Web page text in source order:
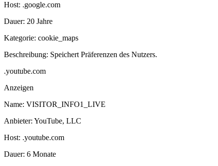
Host: .google.com
Dauer: 20 Jahre
Kategorie: cookie_maps
Beschreibung: Speichert Präferenzen des Nutzers.
.youtube.com
Anzeigen
Name: VISITOR_INFO1_LIVE
Anbieter: YouTube, LLC
Host: .youtube.com
Dauer: 6 Monate